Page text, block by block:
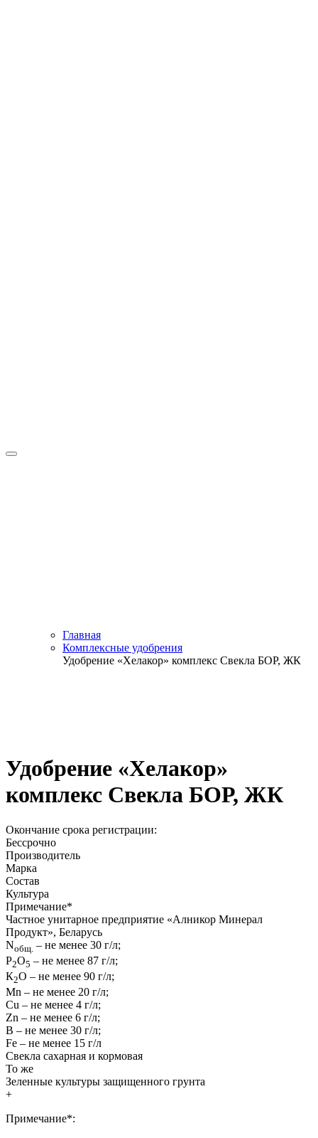
Главная
Комплексные удобрения
Удобрение «Хелакор» комплекс Свекла БОР, ЖК
Удобрение «Хелакор»
комплекс Свекла БОР, ЖК
Окончание срока регистрации:
Бессрочно
Производитель
Марка
Состав
Культура
Примечание*
Частное унитарное предприятие «Алникор Минерал
Продукт», Беларусь
Nобщ. – не менее 30 г/л;
P2О5 – не менее 87 г/л;
К2О – не менее 90 г/л;
Mn – не менее 20 г/л;
Cu – не менее 4 г/л;
Zn – не менее 6 г/л;
В – не менее 30 г/л;
Fe – не менее 15 г/л
Свекла сахарная и кормовая
То же
Зеленные культуры защищенного грунта
+
Примечание*: